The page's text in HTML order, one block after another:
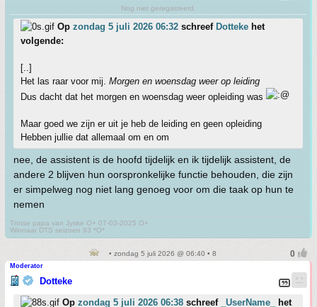
Nog niet geregistreerd.
Op zondag 5 juli 2026 06:32 schreef Dotteke het
volgende:
[..]
Het las raar voor mij. Morgen en woensdag weer op leiding
Dus dacht dat het morgen en woensdag weer opleiding was
Maar goed we zijn er uit je heb de leiding en geen opleiding
Hebben jullie dat allemaal om en om
nee, de assistent is de hoofd tijdelijk en ik tijdelijk assistent, de
andere 2 blijven hun oorspronkelijke functie behouden, die zijn
er simpelweg nog niet lang genoeg voor om die taak op hun te
nemen
Trotse papa van Jyske O+ 07-03-2025 O+
Winnaar DTS seizoen 93 *O*
• zondag 5 juli 2026 @ 06:40 • 8
Moderator
Dotteke
Op zondag 5 juli 2026 06:38 schreef _UserName_ het